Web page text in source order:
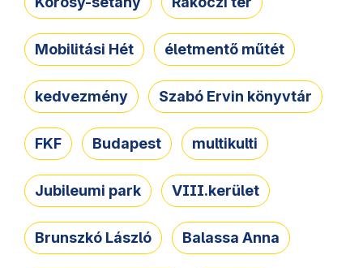
Mobilitási Hét életmentő műtét
kedvezmény Szabó Ervin könyvtár
FKF Budapest multikulti
Jubileumi park VIII.kerület
Brunszkó László Balassa Anna